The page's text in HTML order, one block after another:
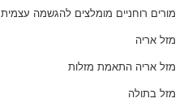
מורים רוחניים מומלצים להגשמה עצמית
מזל אריה
מזל אריה התאמת מזלות
מזל בתולה